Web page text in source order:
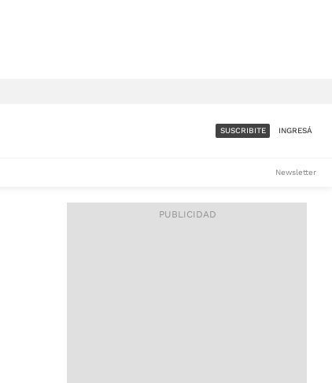
ACCESO FULL - $1.800/MES
SUSCRIBITE INGRESÁ
Newsletter